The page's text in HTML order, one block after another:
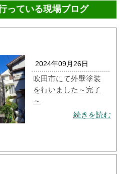
っている現場ブログ
2024年09月26日
吹田市にて外壁塗装
を行いました～完了
～
続きを読む